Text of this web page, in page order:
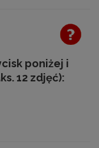
poniżej i
12 zdjęć):